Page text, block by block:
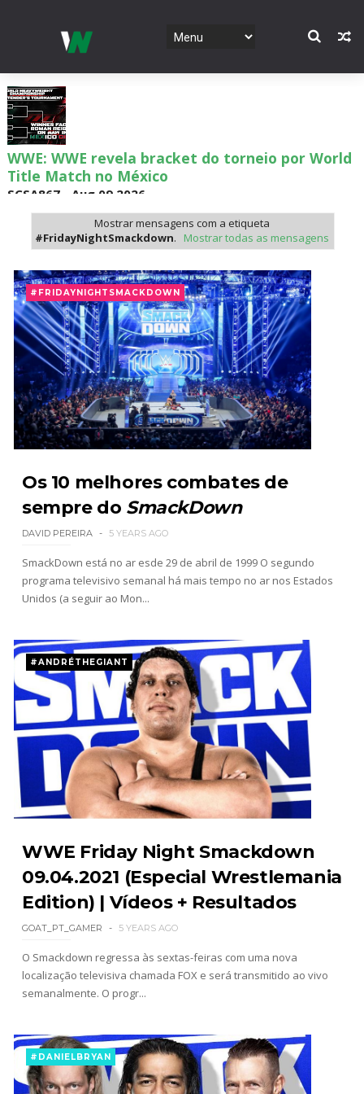
WWE: WWE revela bracket do torneio por World
Title Match no México
SCSA867- Aug 09 2026
WWE: Possível data de regresso de Rhea Ripley
revelada
SCSA867-Aug 09 2026
WWE: Roman Reigns anunciado para o Survivor
Series
SCSA867-Aug 09 2026
WWE: WWE anuncia estreia histórica do Raw na
SCSA867-Aug 08 2026
AEW: Buddy Matthews já está apto a regressar
aos ringues
TNA: Elayna Black desafia Xia Brookside para
combate pelo título no Lockdown
SCSA867-Aug 08 2026
WWE: Brock Lesnar deverá estar presente na
WrestleMania 43
WWE: Netflix censura segmento entre Becky
Lynch e Liv Morgan no Raw
marca "Vice City" para Lola Vice
SCSA867-Aug 07 2026
Mostrar mensagens com a etiqueta
#FridayNightSmackdown. Mostrar todas as mensagens
#FRIDAYNIGHTSMACKDOWN
Os 10 melhores combates de
sempre do SmackDown
DAVID PEREIRA 5 YEARS AGO
SmackDown está no ar esde 29 de abril de 1999 O segundo
programa televisivo semanal há mais tempo no ar nos Estados
Unidos (a seguir ao Mon...
#ANDRÉTHEGIANT
WWE Friday Night Smackdown
09.04.2021 (Especial Wrestlemania
Edition) | Vídeos + Resultados
GOAT_PT_GAMER 5 YEARS AGO
O Smackdown regressa às sextas-feiras com uma nova
localização televisiva chamada FOX e será transmitido ao vivo
semanalmente. O progr...
#DANIELBRYAN